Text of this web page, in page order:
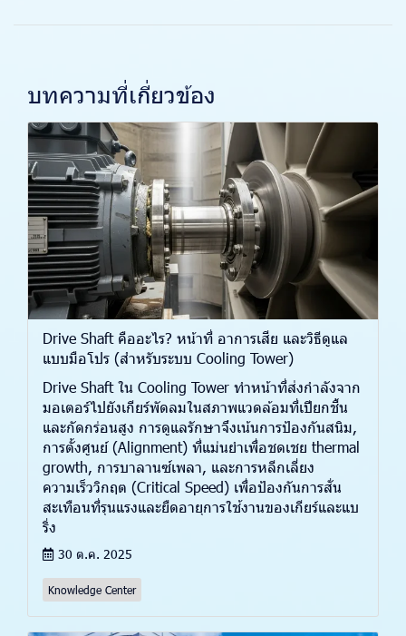
บทความที่เกี่ยวข้อง
Drive Shaft คืออะไร? หน้าที่ อาการเสีย และวิธีดูแล
แบบมือโปร (สำหรับระบบ Cooling Tower)
Drive Shaft ใน Cooling Tower ทำหน้าที่ส่งกำลังจาก
มอเตอร์ไปยังเกียร์พัดลมในสภาพแวดล้อมที่เปียกชื้น
และกัดกร่อนสูง การดูแลรักษาจึงเน้นการป้องกันสนิม,
การตั้งศูนย์ (Alignment) ที่แม่นยำเพื่อชดเชย thermal
growth, การบาลานซ์เพลา, และการหลีกเลี่ยง
ความเร็ววิกฤต (Critical Speed) เพื่อป้องกันการสั่น
สะเทือนที่รุนแรงและยืดอายุการใช้งานของเกียร์และแบ
ริ่ง
30 ต.ค. 2025
Knowledge Center